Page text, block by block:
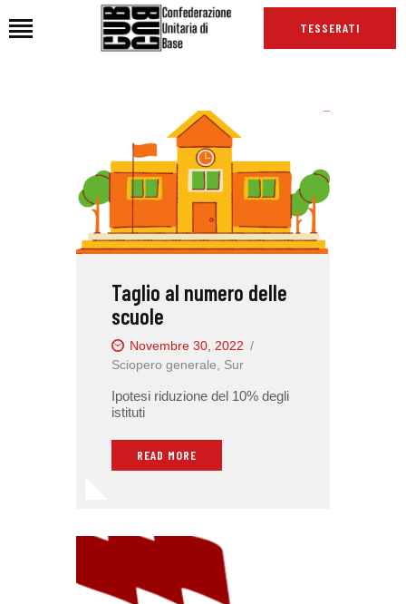
TESSERATI
CHI SIAMO
SEDI
NEWS
PODCAST CUB
INTERNAZIONALE
RASSEGNA STAMPA
Taglio al numero delle
scuole
Novembre 30, 2022
Sciopero generale
Sur
Ipotesi riduzione del 10% degli
istituti
READ MORE